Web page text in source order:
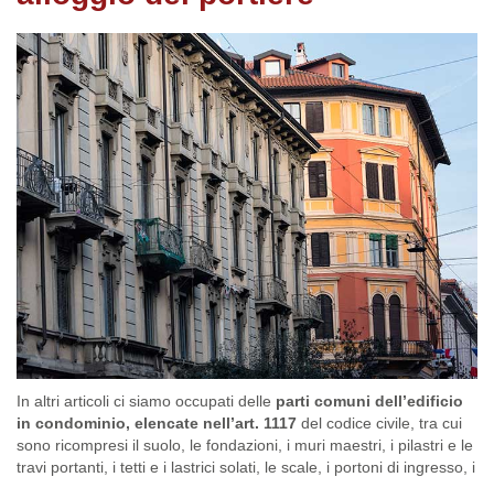
In altri articoli ci siamo occupati delle parti comuni dell’edificio
in condominio, elencate nell’art. 1117 del codice civile, tra cui
sono ricompresi il suolo, le fondazioni, i muri maestri, i pilastri e le
travi portanti, i tetti e i lastrici solati, le scale, i portoni di ingresso, i